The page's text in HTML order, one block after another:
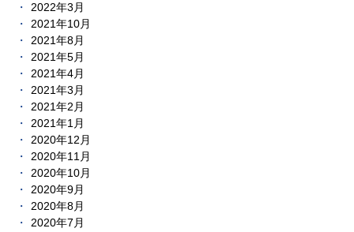
2022年3月
2021年10月
2021年8月
2021年5月
2021年4月
2021年3月
2021年2月
2021年1月
2020年12月
2020年11月
2020年10月
2020年9月
2020年8月
2020年7月